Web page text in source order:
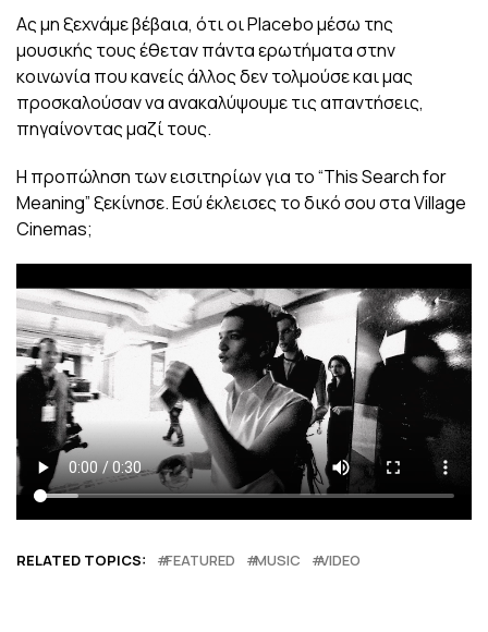
Ας μη ξεχνάμε βέβαια, ότι οι Placebο μέσω της
μουσικής τους έθεταν πάντα ερωτήματα στην
κοινωνία που κανείς άλλος δεν τολμούσε και μας
προσκαλούσαν να ανακαλύψουμε τις απαντήσεις,
πηγαίνοντας μαζί τους.
H προπώληση των εισιτηρίων για το “This Search for
Meaning” ξεκίνησε. Εσύ έκλεισες το δικό σου στα Village
Cinemas;
RELATED TOPICS: FEATURED MUSIC VIDEO